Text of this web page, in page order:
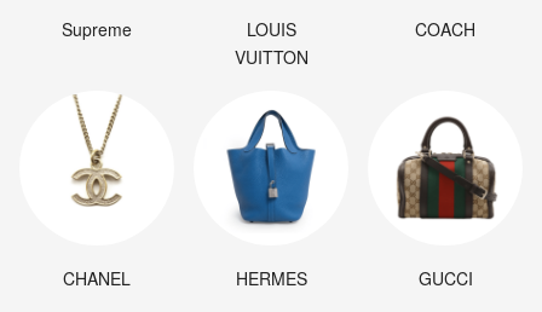
Supreme
LOUIS
VUITTON
COACH
CHANEL HERMES GUCCI